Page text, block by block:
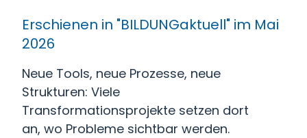
Erschienen in "BILDUNGaktuell" im Mai
2026
Neue Tools, neue Prozesse, neue
Strukturen: Viele
Transformationsprojekte setzen dort
an, wo Probleme sichtbar werden.